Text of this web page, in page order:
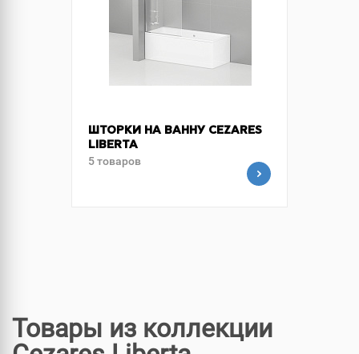
ШТОРКИ НА ВАННУ CEZARES
LIBERTA
5 товаров
Товары из коллекции